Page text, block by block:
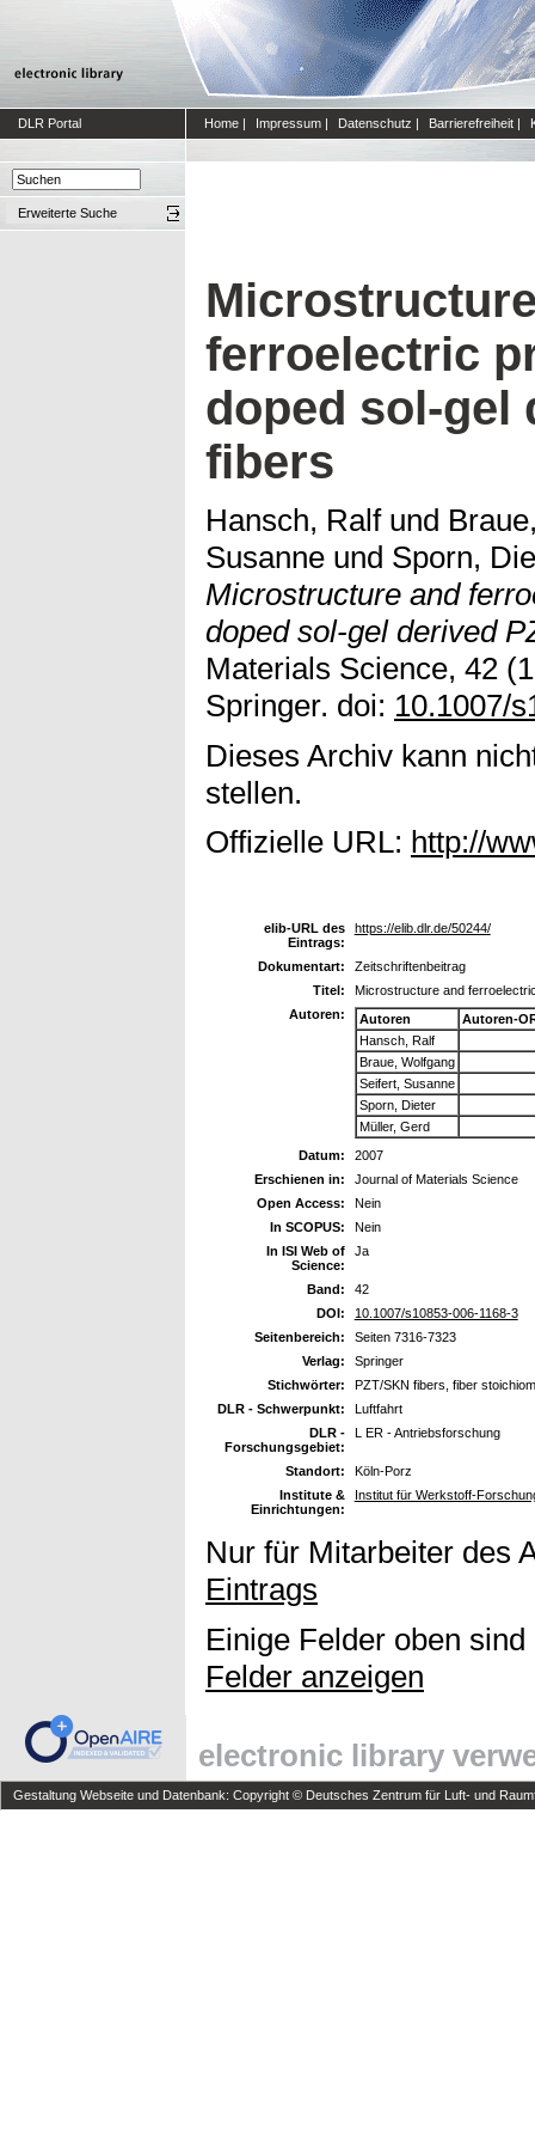
DLR Portal Home | Impressum | Datenschutz | Barrierefreiheit |
Erweiterte Suche
ferroelectric
doped sol-gel
fibers
Hansch, Ralfund
Susanne und Sporn,
Microstructure and
doped sol-gel derived
Materials Science, 42
Springer. doi: 10.1007/
Dieses Archiv kann
stellen.
Offizielle URL: http://
elib-URL des
Eintrags:
https://elib.dlr.de/50244/
Dokumentart:
Zeitschriftenbeitrag
Titel:
Microstructure and
Autoren:
Autoren
Autoren-
Hansch, Ralf
Braue, Wolfgang
Seifert, Susanne
Sporn, Dieter
Müller, Gerd
Datum:
2007
Erschienen in:
Journal of Materials Science
Open Access:
Nein
In SCOPUS:
Nein
In ISI Web of
Science:
Ja
Band:
42
DOI:
10.1007/s10853-006-1168-3
Seitenbereich:
Seiten 7316-7323
Verlag:
Springer
Stichwörter:
PZT/SKN fibers, fiber
DLR - Schwerpunkt:
Luftfahrt
DLR -
Forschungsgebiet:
L ER - Antriebsforschung
Standort:
Köln-Porz
Institute &
Einrichtungen:
Institut für Werkstoff-
Nur für Mitarbeiter des
Eintrags
Einige Felder oben
Felder anzeigen
electronic library
Gestaltung Webseite und Datenbank: Copyright © Deutsches Zentrum für Luft- und